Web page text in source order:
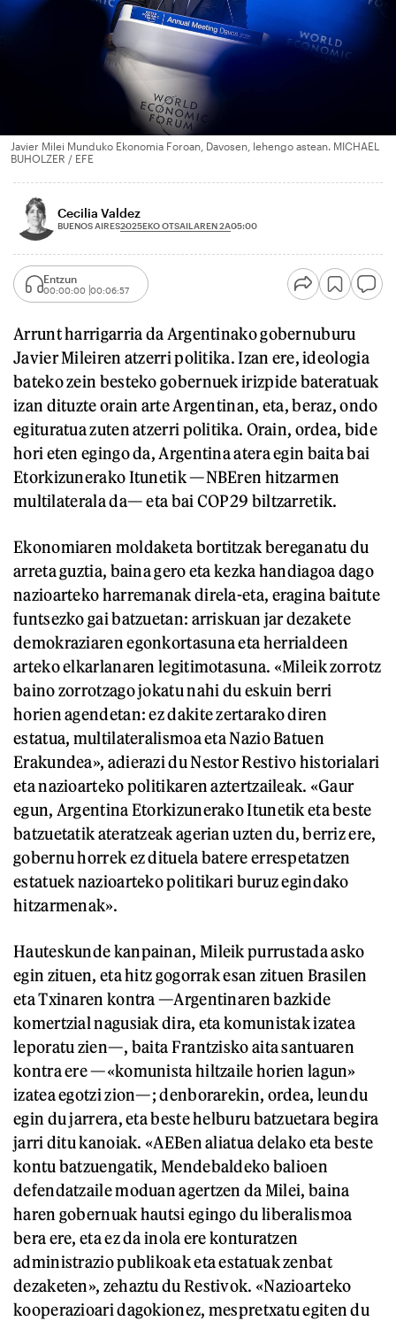
Javier Milei Munduko Ekonomia Foroan, Davosen, lehengo astean. MICHAEL
BUHOLZER / EFE
Cecilia Valdez
BUENOS AIRES2025EKO OTSAILAREN 2A05:00
Entzun
00:00:00 00:06:57
Arrunt harrigarria da Argentinako gobernuburu
Javier Mileiren atzerri politika. Izan ere, ideologia
bateko zein besteko gobernuek irizpide bateratuak
izan dituzte orain arte Argentinan, eta, beraz, ondo
egituratua zuten atzerri politika. Orain, ordea, bide
hori eten egingo da, Argentina atera egin baita bai
Etorkizunerako Itunetik —NBEren hitzarmen
multilaterala da— eta bai COP29 biltzarretik.
Ekonomiaren moldaketa bortitzak bereganatu du
arreta guztia, baina gero eta kezka handiagoa dago
nazioarteko harremanak direla-eta, eragina baitute
funtsezko gai batzuetan: arriskuan jar dezakete
demokraziaren egonkortasuna eta herrialdeen
arteko elkarlanaren legitimotasuna. «Mileik zorrotz
baino zorrotzago jokatu nahi du eskuin berri
horien agendetan: ez dakite zertarako diren
estatua, multilateralismoa eta Nazio Batuen
Erakundea», adierazi du Nestor Restivo historialari
eta nazioarteko politikaren aztertzaileak. «Gaur
egun, Argentina Etorkizunerako Itunetik eta beste
batzuetatik ateratzeak agerian uzten du, berriz ere,
gobernu horrek ez dituela batere errespetatzen
estatuek nazioarteko politikari buruz egindako
hitzarmenak».
Hauteskunde kanpainan, Mileik purrustada asko
egin zituen, eta hitz gogorrak esan zituen Brasilen
eta Txinaren kontra —Argentinaren bazkide
komertzial nagusiak dira, eta komunistak izatea
leporatu zien—, baita Frantzisko aita santuaren
kontra ere —«komunista hiltzaile horien lagun»
izatea egotzi zion—; denborarekin, ordea, leundu
egin du jarrera, eta beste helburu batzuetara begira
jarri ditu kanoiak. «AEBen aliatua delako eta beste
kontu batzuengatik, Mendebaldeko balioen
defendatzaile moduan agertzen da Milei, baina
haren gobernuak hautsi egingo du liberalismoa
bera ere, eta ez da inola ere konturatzen
administrazio publikoak eta estatuak zenbat
dezaketen», zehaztu du Restivok. «Nazioarteko
kooperazioari dagokionez, mespretxatu egiten du